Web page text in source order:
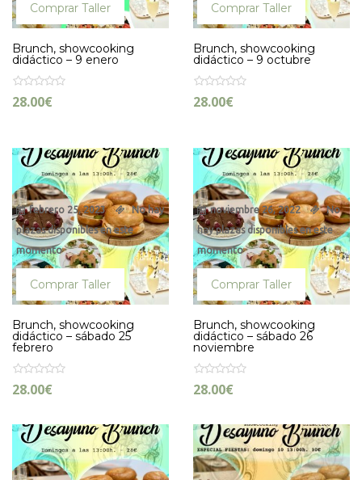
Comprar Taller
Brunch, showcooking
didáctico – 9 enero
28.00€
Comprar Taller
Brunch, showcooking
didáctico – 9 octubre
28.00€
febrero 25, 2023
No hay
plazas disponibles en este
momento
Comprar Taller
Brunch, showcooking
didáctico – sábado 25
febrero
28.00€
noviembre 26, 2022
No
hay plazas disponibles en este
momento
Comprar Taller
Brunch, showcooking
didáctico – sábado 26
noviembre
28.00€